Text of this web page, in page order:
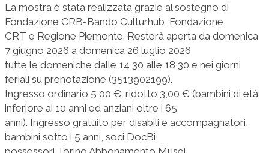
La mostra è stata realizzata grazie al sostegno di
Fondazione CRB-Bando Culturhub, Fondazione
CRT e Regione Piemonte. Resterà aperta da domenica
7 giugno 2026 a domenica 26 luglio 2026
tutte le domeniche dalle 14,30 alle 18,30 e nei giorni
feriali su prenotazione (3513902199).
Ingresso ordinario 5,00 €; ridotto 3,00 € (bambini di età
inferiore ai 10 anni ed anziani oltre i 65
anni). Ingresso gratuito per disabili e accompagnatori,
bambini sotto i 5 anni, soci DocBi,